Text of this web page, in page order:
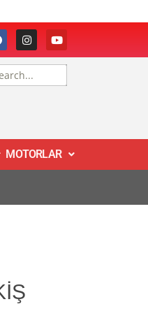
MOTORLAR